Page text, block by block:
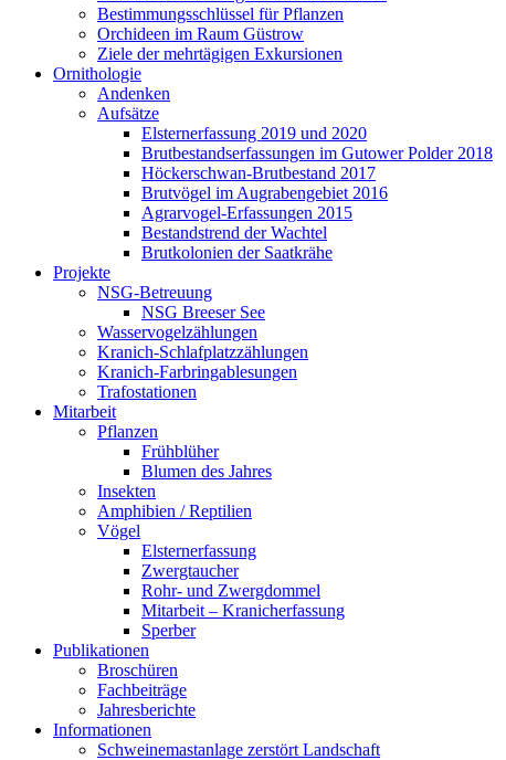
Bestimmungsschlüssel für Pflanzen
Orchideen im Raum Güstrow
Ziele der mehrtägigen Exkursionen
Ornithologie
Andenken
Aufsätze
Elsternerfassung 2019 und 2020
Brutbestandserfassungen im Gutower Polder 2018
Höckerschwan-Brutbestand 2017
Brutvögel im Augrabengebiet 2016
Agrarvogel-Erfassungen 2015
Bestandstrend der Wachtel
Brutkolonien der Saatkrähe
Projekte
NSG-Betreuung
NSG Breeser See
Wasservogelzählungen
Kranich-Schlafplatzzählungen
Kranich-Farbringablesungen
Trafostationen
Mitarbeit
Pflanzen
Frühblüher
Blumen des Jahres
Insekten
Amphibien / Reptilien
Vögel
Elsternerfassung
Zwergtaucher
Rohr- und Zwergdommel
Mitarbeit – Kranicherfassung
Sperber
Publikationen
Broschüren
Fachbeiträge
Jahresberichte
Informationen
Schweinemastanlage zerstört Landschaft